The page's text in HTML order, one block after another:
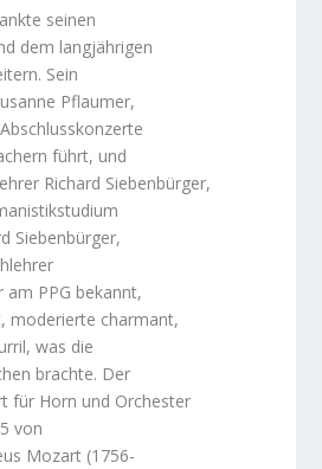
seinen
dem langjährigen
Sein
Pflaumer,
führt, und
Richard Siebenbürger,
Siebenbürger,
am PPG bekannt,
moderierte charmant,
was die
brachte. Der
für Horn und Orchester
von
Mozart (1756-